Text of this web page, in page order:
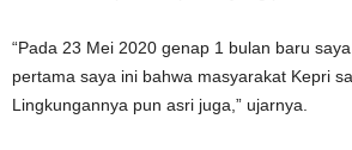
“Pada 23 Mei 2020 genap 1 bulan baru
pertama saya ini bahwa masyarakat Kepri
Lingkungannya pun asri juga,” ujarnya.